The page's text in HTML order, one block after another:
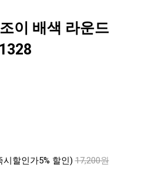
이 배색 라운드
시할인가5% 할인) 17,200원